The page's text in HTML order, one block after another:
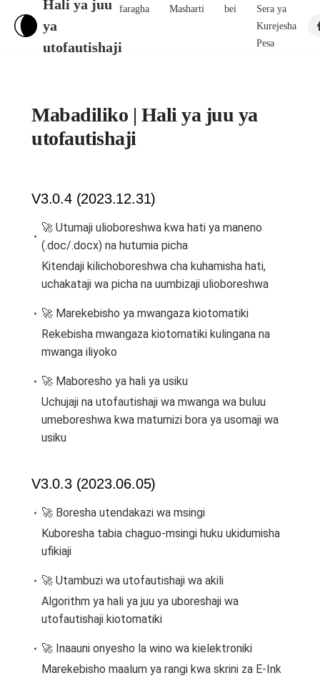
Hali ya juu
ya
utofautishaji
faragha Masharti bei
Sera ya
Kurejesha
Pesa
Mabadiliko | Hali ya juu ya
utofautishaji
V3.0.4 (2023.12.31)
🚀 Utumaji ulioboreshwa kwa hati ya maneno
(.doc/.docx) na hutumia picha
Kitendaji kilichoboreshwa cha kuhamisha hati,
uchakataji wa picha na uumbizaji ulioboreshwa
🚀 Marekebisho ya mwangaza kiotomatiki
Rekebisha mwangaza kiotomatiki kulingana na
mwanga iliyoko
🚀 Maboresho ya hali ya usiku
Uchujaji na utofautishaji wa mwanga wa buluu
umeboreshwa kwa matumizi bora ya usomaji wa
usiku
V3.0.3 (2023.06.05)
🚀 Boresha utendakazi wa msingi
Kuboresha tabia chaguo-msingi huku ukidumisha
ufikiaji
🚀 Utambuzi wa utofautishaji wa akili
Algorithm ya hali ya juu ya uboreshaji wa
utofautishaji kiotomatiki
🚀 Inaauni onyesho la wino wa kielektroniki
Marekebisho maalum ya rangi kwa skrini za E-Ink